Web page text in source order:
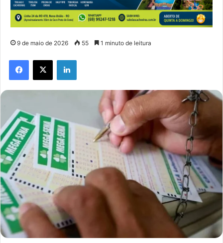
9 de maio de 2026 55 1 minuto de leitura
Facebook
X Linkedin